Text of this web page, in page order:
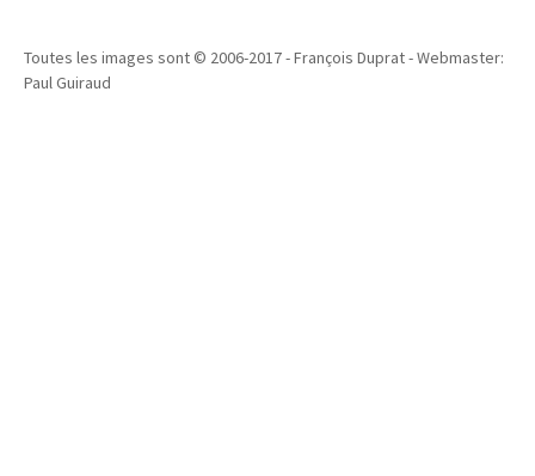
Toutes les images sont © 2006-2017 - François Duprat - Webmaster:
Paul Guiraud